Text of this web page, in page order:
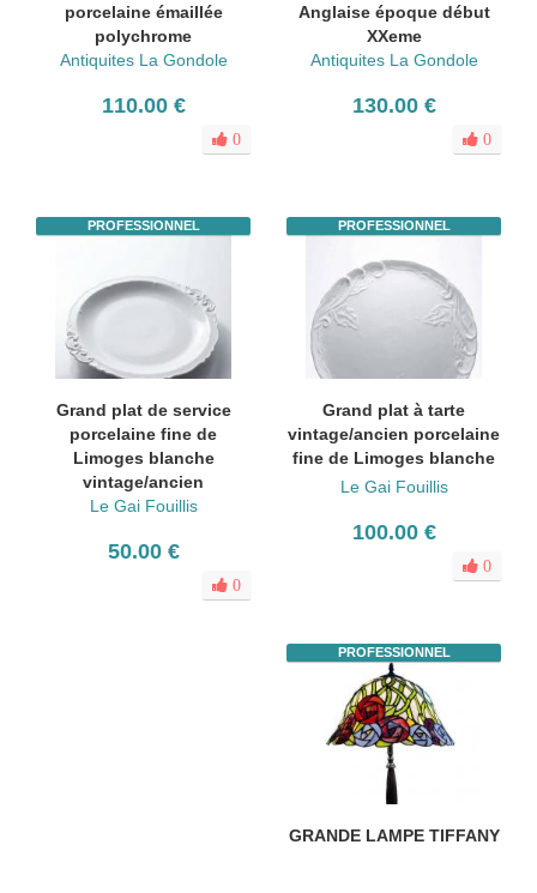
porcelaine émaillée
polychrome
Antiquites La Gondole
110.00 €
0
Anglaise époque début
XXeme
Antiquites La Gondole
130.00 €
0
PROFESSIONNEL
Grand plat de service
porcelaine fine de
Limoges blanche
vintage/ancien
Le Gai Fouillis
50.00 €
0
PROFESSIONNEL
Grand plat à tarte
vintage/ancien porcelaine
fine de Limoges blanche
Le Gai Fouillis
100.00 €
0
PROFESSIONNEL
GRANDE LAMPE TIFFANY